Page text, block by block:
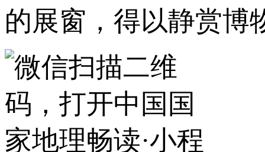
的展窗，得以静赏博